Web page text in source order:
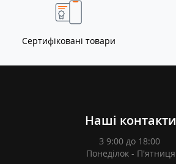
Сертифіковані товари
Наші контакти
З 9:00 до 18:00
Понеділок - П'ятниця